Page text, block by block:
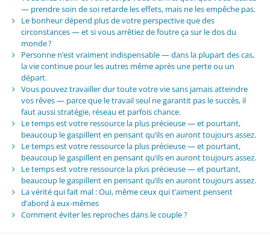
— prendre soin de soi retarde les effets, mais ne les empêche pas.
Le bonheur dépend plus de votre perspective que des
circonstances — et si vous arrêtiez de foutre ça sur le dos du
monde ?
Personne n’est vraiment indispensable — dans la plupart des cas,
la vie continue pour les autres même après une perte ou un
départ.
Vous pouvez travailler dur toute votre vie sans jamais atteindre
vos rêves — parce que le travail seul ne garantit pas le succès, il
faut aussi stratégie, réseau et parfois chance.
Le temps est votre ressource la plus précieuse — et pourtant,
beaucoup le gaspillent en pensant qu’ils en auront toujours assez.
Le temps est votre ressource la plus précieuse — et pourtant,
beaucoup le gaspillent en pensant qu’ils en auront toujours assez.
Le temps est votre ressource la plus précieuse — et pourtant,
beaucoup le gaspillent en pensant qu’ils en auront toujours assez.
La vérité qui fait mal : Oui, même ceux qui t’aiment pensent
d’abord à eux-mêmes
Comment éviter les reproches dans le couple ?